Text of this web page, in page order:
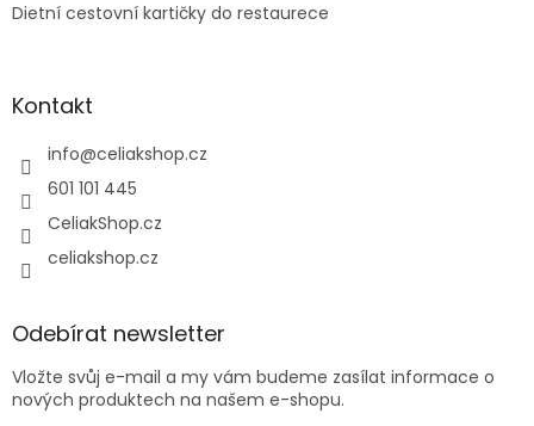
Dietní cestovní kartičky do restaurece
Kontakt
info@celiakshop.cz
601 101 445
CeliakShop.cz
celiakshop.cz
Odebírat newsletter
Vložte svůj e-mail a my vám budeme zasílat informace o
nových produktech na našem e-shopu.